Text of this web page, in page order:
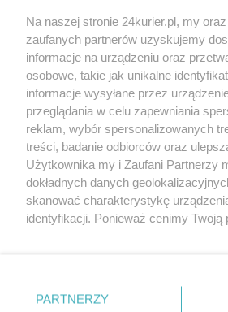
Zapamiętać?
Zaloguj
Zapomniałem hasła
Copyright © 2022 Kurier
Na naszej stronie 24kurier.pl, my
zaufanych partnerów uzyskujemy
informacje na urządzeniu oraz
osobowe, takie jak unikalne
informacje wysyłane przez
przeglądania w celu zapewniania
reklam, wybór spersonalizowanych
treści, badanie odbiorców oraz
Użytkownika my i Zaufani Partnerzy
dokładnych danych
skanować charakterystykę
identyfikacji. Ponieważ cenimy
prywatności znajdujący się w lewym
. Niektóre rodzaje przetwarzania
PARTNERZY